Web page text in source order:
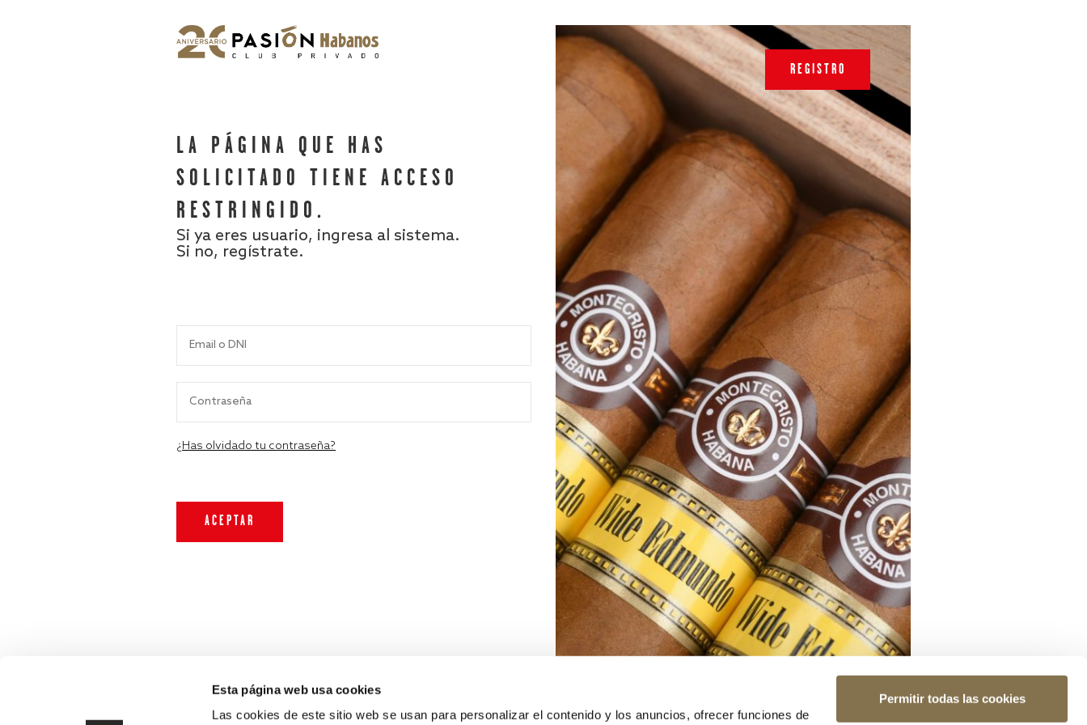
Esta página web usa cookies
Las cookies de este sitio web se usan para personalizar el contenido y los anuncios, ofrecer funciones de
Permitir todas las cookies
LA PÁGINA QUE HAS
SOLICITADO TIENE ACCESO
RESTRINGIDO.
Si ya eres usuario, ingresa al sistema.
Si no, regístrate.
¿Has olvidado tu contraseña?
REGISTRO